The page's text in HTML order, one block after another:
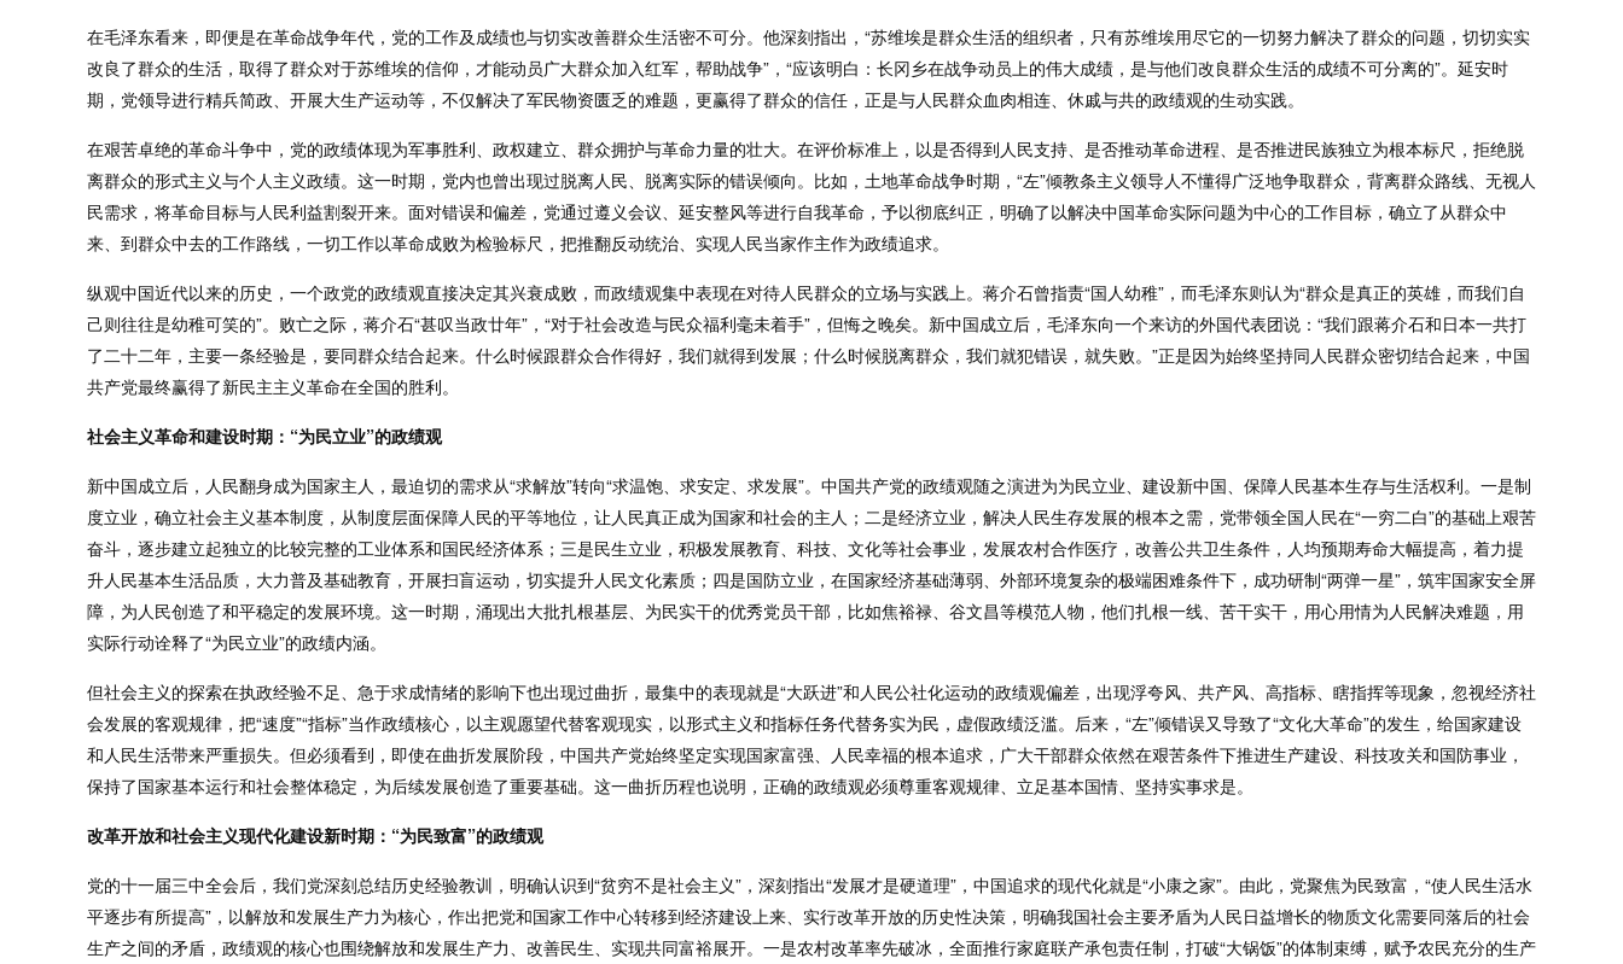
在毛泽东看来，即便是在革命战争年代，党的工作及成绩也与切实改善群众生活密不可分。他深刻指出，“苏维埃是群众生活的组织者，只有苏维埃用尽它的一切努力解决了群众的问题，切切实实
改良了群众的生活，取得了群众对于苏维埃的信仰，才能动员广大群众加入红军，帮助战争”，“应该明白：长冈乡在战争动员上的伟大成绩，是与他们改良群众生活的成绩不可分离的”。延安时
期，党领导进行精兵简政、开展大生产运动等，不仅解决了军民物资匮乏的难题，更赢得了群众的信任，正是与人民群众血肉相连、休戚与共的政绩观的生动实践。
在艰苦卓绝的革命斗争中，党的政绩体现为军事胜利、政权建立、群众拥护与革命力量的壮大。在评价标准上，以是否得到人民支持、是否推动革命进程、是否推进民族独立为根本标尺，拒绝脱
离群众的形式主义与个人主义政绩。这一时期，党内也曾出现过脱离人民、脱离实际的错误倾向。比如，土地革命战争时期，“左”倾教条主义领导人不懂得广泛地争取群众，背离群众路线、无视人
民需求，将革命目标与人民利益割裂开来。面对错误和偏差，党通过遵义会议、延安整风等进行自我革命，予以彻底纠正，明确了以解决中国革命实际问题为中心的工作目标，确立了从群众中
来、到群众中去的工作路线，一切工作以革命成败为检验标尺，把推翻反动统治、实现人民当家作主作为政绩追求。
纵观中国近代以来的历史，一个政党的政绩观直接决定其兴衰成败，而政绩观集中表现在对待人民群众的立场与实践上。蒋介石曾指责“国人幼稚”，而毛泽东则认为“群众是真正的英雄，而我们自
己则往往是幼稚可笑的”。败亡之际，蒋介石“甚叹当政廿年”，“对于社会改造与民众福利毫未着手”，但悔之晚矣。新中国成立后，毛泽东向一个来访的外国代表团说：“我们跟蒋介石和日本一共打
了二十二年，主要一条经验是，要同群众结合起来。什么时候跟群众合作得好，我们就得到发展；什么时候脱离群众，我们就犯错误，就失败。”正是因为始终坚持同人民群众密切结合起来，中国
共产党最终赢得了新民主主义革命在全国的胜利。
社会主义革命和建设时期：“为民立业”的政绩观
新中国成立后，人民翻身成为国家主人，最迫切的需求从“求解放”转向“求温饱、求安定、求发展”。中国共产党的政绩观随之演进为为民立业、建设新中国、保障人民基本生存与生活权利。一是制
度立业，确立社会主义基本制度，从制度层面保障人民的平等地位，让人民真正成为国家和社会的主人；二是经济立业，解决人民生存发展的根本之需，党带领全国人民在“一穷二白”的基础上艰苦
奋斗，逐步建立起独立的比较完整的工业体系和国民经济体系；三是民生立业，积极发展教育、科技、文化等社会事业，发展农村合作医疗，改善公共卫生条件，人均预期寿命大幅提高，着力提
升人民基本生活品质，大力普及基础教育，开展扫盲运动，切实提升人民文化素质；四是国防立业，在国家经济基础薄弱、外部环境复杂的极端困难条件下，成功研制“两弹一星”，筑牢国家安全屏
障，为人民创造了和平稳定的发展环境。这一时期，涌现出大批扎根基层、为民实干的优秀党员干部，比如焦裕禄、谷文昌等模范人物，他们扎根一线、苦干实干，用心用情为人民解决难题，用
实际行动诠释了“为民立业”的政绩内涵。
但社会主义的探索在执政经验不足、急于求成情绪的影响下也出现过曲折，最集中的表现就是“大跃进”和人民公社化运动的政绩观偏差，出现浮夸风、共产风、高指标、瞎指挥等现象，忽视经济社
会发展的客观规律，把“速度”“指标”当作政绩核心，以主观愿望代替客观现实，以形式主义和指标任务代替务实为民，虚假政绩泛滥。后来，“左”倾错误又导致了“文化大革命”的发生，给国家建设
和人民生活带来严重损失。但必须看到，即使在曲折发展阶段，中国共产党始终坚定实现国家富强、人民幸福的根本追求，广大干部群众依然在艰苦条件下推进生产建设、科技攻关和国防事业，
保持了国家基本运行和社会整体稳定，为后续发展创造了重要基础。这一曲折历程也说明，正确的政绩观必须尊重客观规律、立足基本国情、坚持实事求是。
改革开放和社会主义现代化建设新时期：“为民致富”的政绩观
党的十一届三中全会后，我们党深刻总结历史经验教训，明确认识到“贫穷不是社会主义”，深刻指出“发展才是硬道理”，中国追求的现代化就是“小康之家”。由此，党聚焦为民致富，“使人民生活水
平逐步有所提高”，以解放和发展生产力为核心，作出把党和国家工作中心转移到经济建设上来、实行改革开放的历史性决策，明确我国社会主要矛盾为人民日益增长的物质文化需要同落后的社会
生产之间的矛盾，政绩观的核心也围绕解放和发展生产力、改善民生、实现共同富裕展开。一是农村改革率先破冰，全面推行家庭联产承包责任制，打破“大锅饭”的体制束缚，赋予农民充分的生产